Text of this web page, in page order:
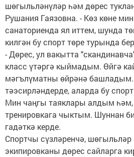
шөгыльләнүләр һәм дөрес
Рушания Гаязовна. - Көз көне
санаториенда ял иттем, шунда
килгән бу спорт төре турында
- Дөрес, ул вакытта
класс үтәргә кыймадым. Өйгә
мәгълүматны өйрәнә
тәэсирләндерде, аларда бу
Мин чаңгы таяклары алдым һәм,
тренировкага чыктым. Шуннан
гадәткә керде.
Спортчы сүзләренчә, шөгыльләр
экипировканы дөрес сайларга